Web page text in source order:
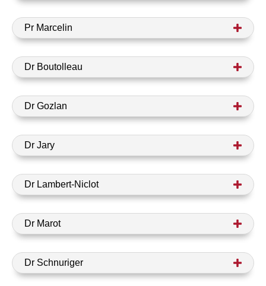
Pr Marcelin
Dr Boutolleau
Dr Gozlan
Dr Jary
Dr Lambert-Niclot
Dr Marot
Dr Schnuriger